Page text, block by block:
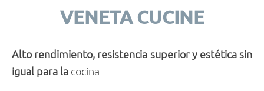
VENETA CUCINE
Alto rendimiento, resistencia superior y estética sin
igual para la cocina